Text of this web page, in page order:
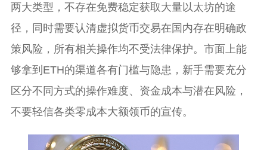
两大类型，不存在免费稳定获取大量以太坊的途
径，同时需要认清虚拟货币交易在国内存在明确政
策风险，所有相关操作均不受法律保护。市面上能
够拿到ETH的渠道各有门槛与隐患，新手需要充分
区分不同方式的操作难度、资金成本与潜在风险，
不要轻信各类零成本大额领币的宣传。